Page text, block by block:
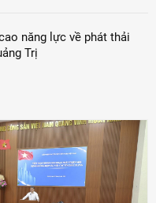
năng lực về phát thải
Trị